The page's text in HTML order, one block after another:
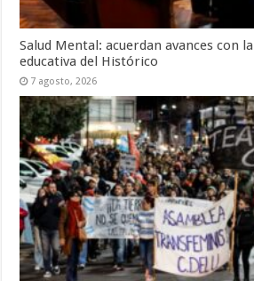
Salud Mental: acuerdan avances con
educativa del Histórico
7 agosto, 2026